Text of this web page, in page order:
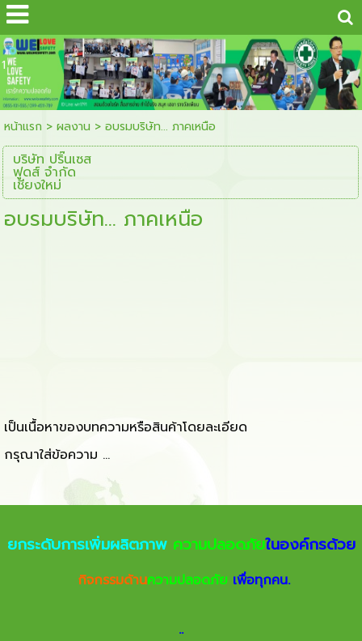
...
1
หน้าแรก > ผลงาน > อบรมบริษัท... ภาคเหนือ
บริษัท ปริ๊นเซส
ฟูดส์ จำกัด
เชียงใหม่
อบรมบริษัท... ภาคเหนือ
เป็นเนื้อหาของบทความหรือสินค้าโดยละเอียด
กรุณาใส่ข้อความ …
ยกระดับการเพิ่มผลิตภาพความปลอดภัยในองค์กรด้วย
กิจกรรมด้านความปลอดภัย เพื่อทุกคน.
..